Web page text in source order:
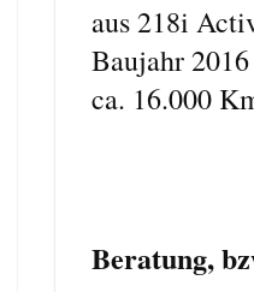
aus 218i
Baujahr
ca. 16.000
Beratung,